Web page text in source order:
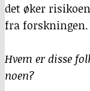
det øker
fra forskningen.
Hvem er disse
noen?